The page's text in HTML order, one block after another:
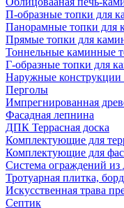
П-образные топки для
Панорамные топки для
Прямые топки для
Тоннельные каминные
Г-образные топки для
Наружные конструкции
Перголы
Импрегнированная
Фасадная лепнина
ДПК Террасная доска
Комплектующие для
Комплектующие для
Система ограждений
Тротуарная плитка,
Искусственная трава
Септик